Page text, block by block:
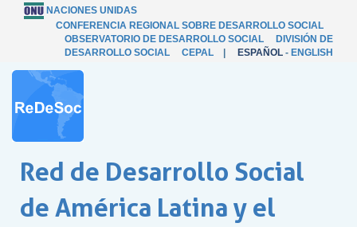
NACIONES UNIDAS
CONFERENCIA REGIONAL SOBRE DESARROLLO SOCIAL
OBSERVATORIO DE DESARROLLO SOCIAL
DIVISIÓN DE
DESARROLLO SOCIAL
CEPAL ESPAÑOL - ENGLISH
Red de Desarrollo Social
de América Latina y el